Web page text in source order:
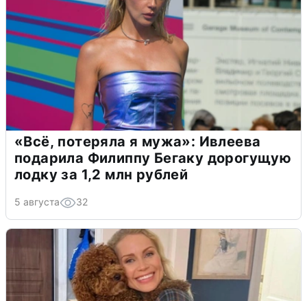
«Всё, потеряла я мужа»: Ивлеева
подарила Филиппу Бегаку дорогущую
лодку за 1,2 млн рублей
5 августа 32